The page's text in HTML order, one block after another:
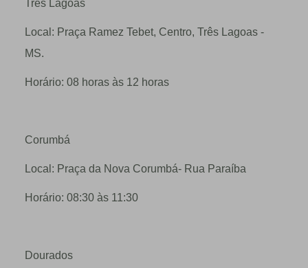
Três Lagoas
Local: Praça Ramez Tebet, Centro, Três Lagoas -
MS.
Horário: 08 horas às 12 horas
Corumbá
Local: Praça da Nova Corumbá- Rua Paraíba
Horário: 08:30 às 11:30
Dourados